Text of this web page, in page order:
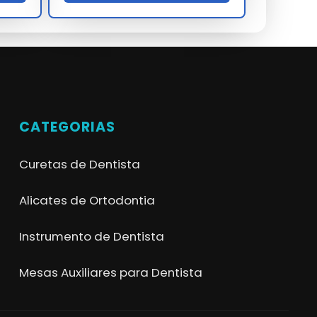
CATEGORIAS
Curetas de Dentista
Alicates de Ortodontia
Instrumento de Dentista
Mesas Auxiliares para Dentista